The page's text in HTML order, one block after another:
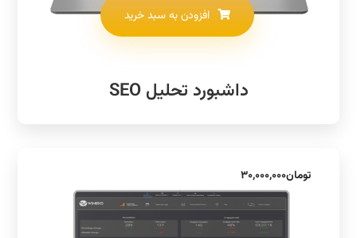
داشبورد تحلیل SEO
افزودن به سبد خرید
تومان۳۰,۰۰۰,۰۰۰